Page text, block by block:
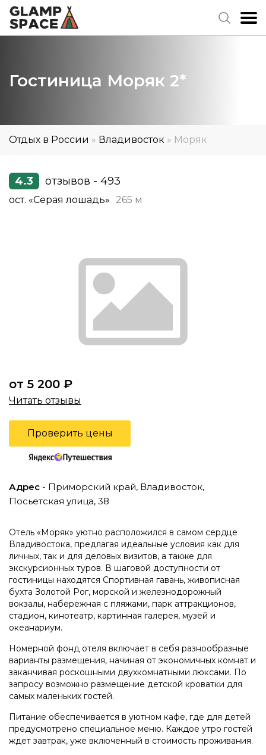
Гостиница Моряк 2*
Отдых в России » Владивосток » Моряк
4.3 отзывов - 493
ост. «Серая лошадь» 265 м
от 5 200 ₽
Читать отзывы
Проверить цены
Адрес - Приморский край, Владивосток,
Посьетская улица, 38
Отель «Моряк» уютно расположился в самом сердце
Владивостока, предлагая идеальные условия как для
личных, так и для деловых визитов, а также для
экскурсионных туров. В шаговой доступности от
гостиницы находятся Спортивная гавань, живописная
бухта Золотой Рог, морской и железнодорожный
вокзалы, набережная с пляжами, парк аттракционов,
стадион, кинотеатр, картинная галерея, музей и
океанариум.
Номерной фонд отеля включает в себя разнообразные
варианты размещения, начиная от экономичных комнат и
заканчивая роскошными двухкомнатными люксами. По
запросу возможно размещение детской кроватки для
самых маленьких гостей.
Питание обеспечивается в уютном кафе, где для детей
предусмотрено специальное меню. Каждое утро гостей
ждет завтрак, уже включенный в стоимость проживания.